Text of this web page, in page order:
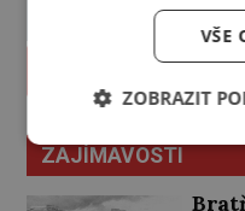
ZAJÍMAVOSTI
VŠE
ZOBRAZIT